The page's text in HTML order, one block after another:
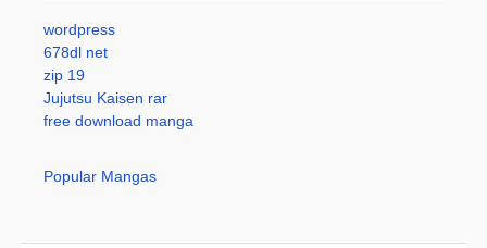
wordpress
678dl net
zip 19
Jujutsu Kaisen rar
free download manga
Popular Mangas